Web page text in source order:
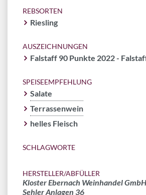
REBSORTEN
Riesling
AUSZEICHNUNGEN
Falstaff 90 Punkte 2022 -
SPEISEEMPFEHLUNG
Salate
Terrassenwein
helles Fleisch
SCHLAGWORTE
HERSTELLER/ABFÜLLER
Kloster Ebernach Weinhandel
Sehler Anlagen 36